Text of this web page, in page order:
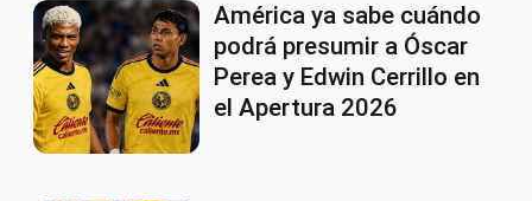
América ya sabe cuándo
podrá presumir a Óscar
Perea y Edwin Cerrillo en
el Apertura 2026